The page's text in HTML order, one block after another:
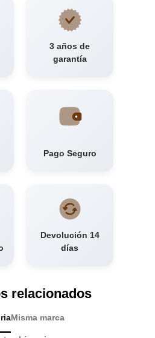
3 años de
garantía
Pago Seguro
Devolución 14
días
relacionados
Misma marca